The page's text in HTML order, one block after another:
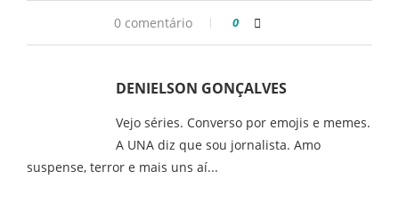
0 comentário 0
DENIELSON GONÇALVES
Vejo séries. Converso por emojis e memes.
A UNA diz que sou jornalista. Amo
suspense, terror e mais uns aí...